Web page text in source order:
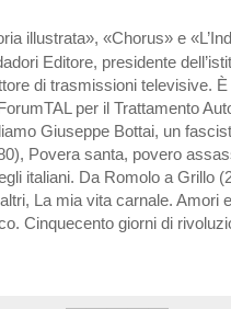
illustrata», «Chorus» e
Editore, presidente
di trasmissioni televisive.
per il Trattamento
Giuseppe Bottai, un
Povera santa, povero
italiani. Da Romolo a Grillo
La mia vita carnale. Amori
Cinquecento giorni di